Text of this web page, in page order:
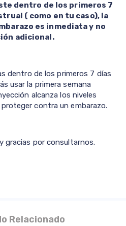
dentro de los primeros 7
( como en tu caso), la
es inmediata y no
adicional.
dentro de los primeros 7 días
usar la primera semana
alcanza los niveles
contra un embarazo.
gracias por consultarnos.
Relacionado